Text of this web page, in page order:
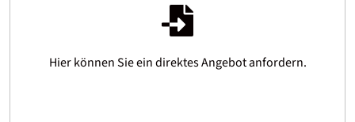
Hier können Sie ein direktes Angebot anfordern.